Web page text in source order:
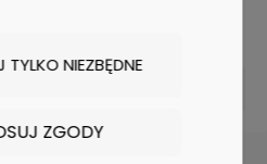
NIEZBĘDNE
ZGODY